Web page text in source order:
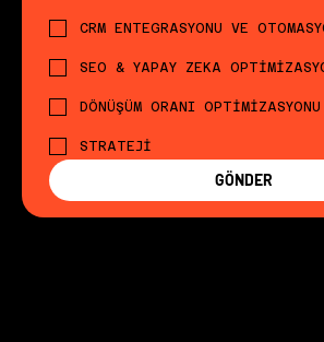
CRM ENTEGRASYONU VE
SEO & YAPAY ZEKA
DÖNÜŞÜM ORANI OPTİMİZASYONU
STRATEJİ
GÖNDER